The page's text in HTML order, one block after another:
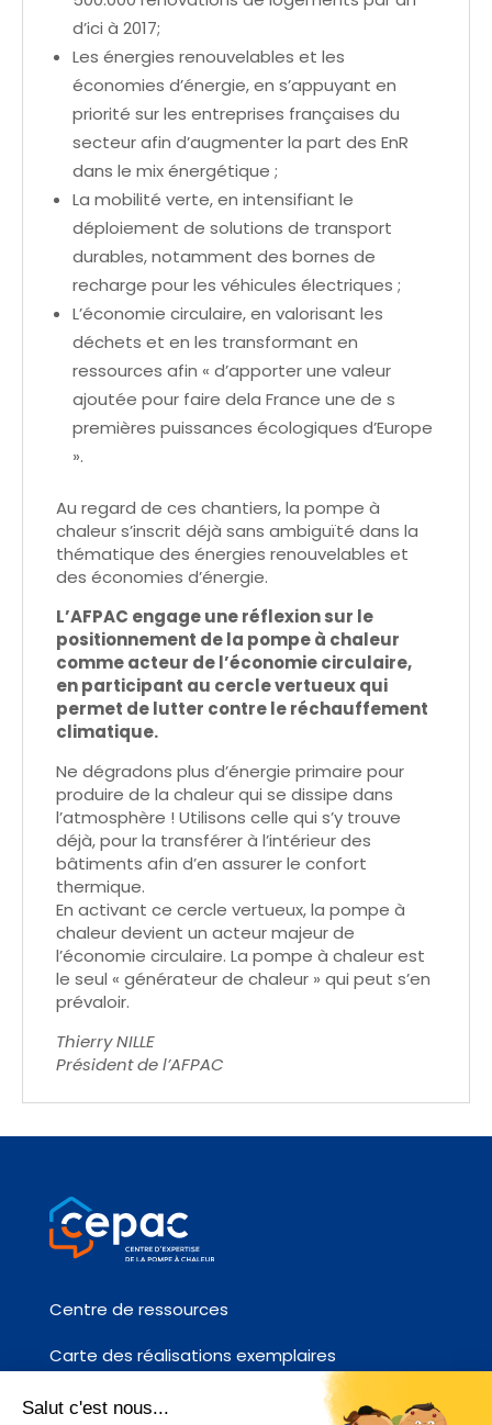
d’ici à 2017;
Les énergies renouvelables et les
économies d’énergie, en s’appuyant en
priorité sur les entreprises françaises du
secteur afin d’augmenter la part des EnR
dans le mix énergétique ;
La mobilité verte, en intensifiant le
déploiement de solutions de transport
durables, notamment des bornes de
recharge pour les véhicules électriques ;
L’économie circulaire, en valorisant les
déchets et en les transformant en
ressources afin « d’apporter une valeur
ajoutée pour faire dela France une de s
premières puissances écologiques d’Europe
».
Au regard de ces chantiers, la pompe à
chaleur s’inscrit déjà sans ambiguïté dans la
thématique des énergies renouvelables et
des économies d’énergie.
L’AFPAC engage une réflexion sur le
positionnement de la pompe à chaleur
comme acteur de l’économie circulaire,
en participant au cercle vertueux qui
permet de lutter contre le réchauffement
climatique.
Ne dégradons plus d’énergie primaire pour
produire de la chaleur qui se dissipe dans
l’atmosphère ! Utilisons celle qui s’y trouve
déjà, pour la transférer à l’intérieur des
bâtiments afin d’en assurer le confort
thermique.
En activant ce cercle vertueux, la pompe à
chaleur devient un acteur majeur de
l’économie circulaire. La pompe à chaleur est
le seul « générateur de chaleur » qui peut s’en
prévaloir.
Thierry NILLE
Président de l’AFPAC
Centre de ressources
Carte des réalisations exemplaires
Fiches références chantier